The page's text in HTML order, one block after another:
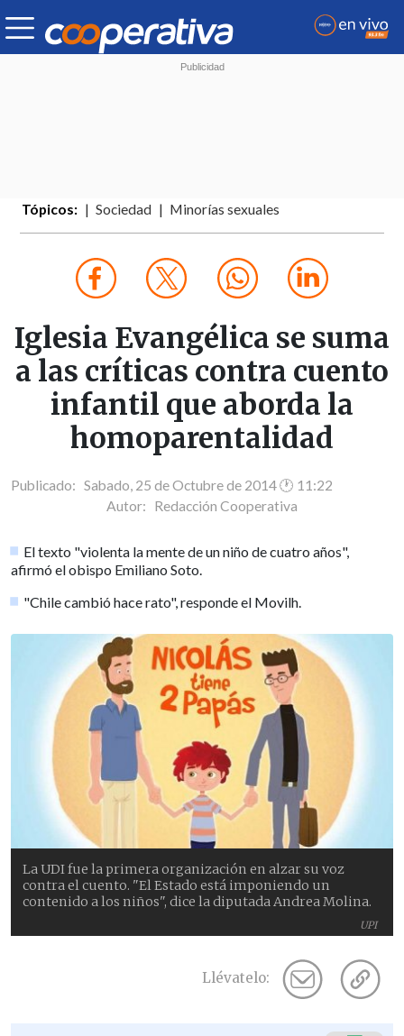
Tópicos: Sociedad Minorías sexuales
Iglesia Evangélica se suma
a las críticas contra cuento
infantil que aborda la
homoparentalidad
Publicado: Sabado, 25 de Octubre de 2014 🕐 11:22
Autor: Redacción Cooperativa
El texto "violenta la mente de un niño de cuatro años",
afirmó el obispo Emiliano Soto.
"Chile cambió hace rato", responde el Movilh.
UPI
La UDI fue la primera organización en alzar su voz
contra el cuento. "El Estado está imponiendo un
contenido a los niños", dice la diputada Andrea Molina.
Llévatelo: